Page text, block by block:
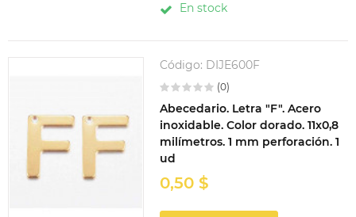
En stock
Código: DIJE600F
(0)
Abecedario. Letra "F". Acero
inoxidable. Color dorado. 11x0,8
milímetros. 1 mm perforación. 1
ud
0,50 $